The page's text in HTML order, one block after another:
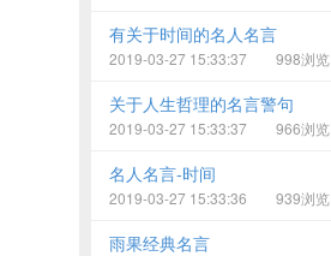
有关于时间的名人名言
2019-03-27 15:33:37 998浏览
关于人生哲理的名言警句
2019-03-27 15:33:37 966浏览
名人名言-时间
2019-03-27 15:33:36 939浏览
雨果经典名言